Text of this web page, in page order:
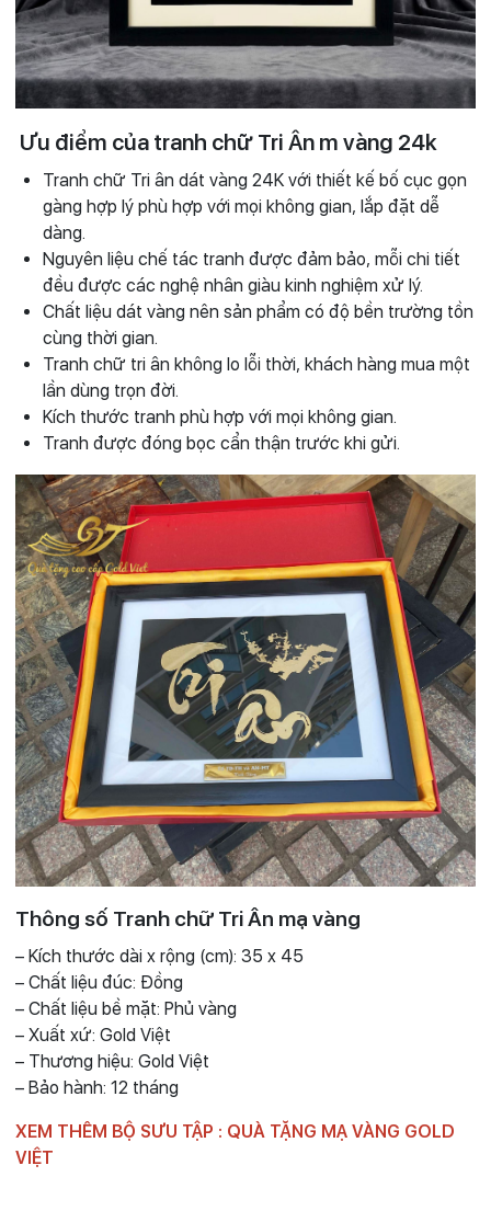
Ưu điểm của tranh chữ Tri Ân m vàng 24k
Tranh chữ Tri ân dát vàng 24K với thiết kế bố cục gọn
gàng hợp lý phù hợp với mọi không gian, lắp đặt dễ
dàng.
Nguyên liệu chế tác tranh được đảm bảo, mỗi chi tiết
đều được các nghệ nhân giàu kinh nghiệm xử lý.
Chất liệu dát vàng nên sản phẩm có độ bền trường tồn
cùng thời gian.
Tranh chữ tri ân không lo lỗi thời, khách hàng mua một
lần dùng trọn đời.
Kích thước tranh phù hợp với mọi không gian.
Tranh được đóng bọc cẩn thận trước khi gửi.
Thông số Tranh chữ Tri Ân mạ vàng
– Kích thước dài x rộng (cm): 35 x 45
– Chất liệu đúc: Đồng
– Chất liệu bề mặt: Phủ vàng
– Xuất xứ: Gold Việt
– Thương hiệu: Gold Việt
– Bảo hành: 12 tháng
XEM THÊM BỘ SƯU TẬP : QUÀ TẶNG MẠ VÀNG GOLD
VIỆT